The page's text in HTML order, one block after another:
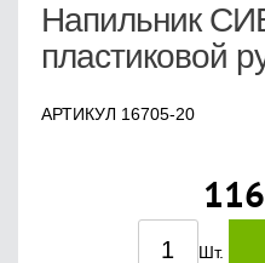
Напильник
пластиковой
АРТИКУЛ 16705-20
Шт.